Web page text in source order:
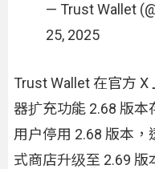
— Trust Wallet
25, 2025
Trust Wallet 在官方
器扩充功能 2.68 版
用户停用 2.68 版本
式商店升级至 2.69